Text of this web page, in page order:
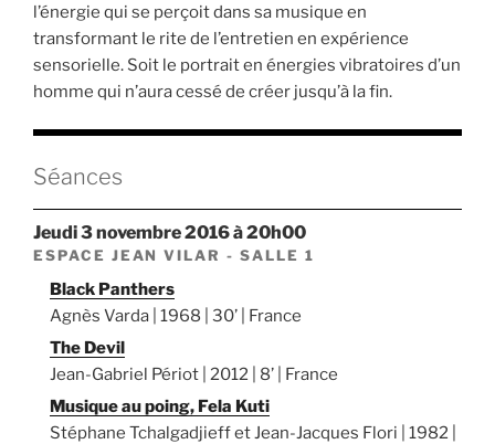
l’énergie qui se perçoit dans sa musique en
transformant le rite de l’entretien en expérience
sensorielle. Soit le portrait en énergies vibratoires d’un
homme qui n’aura cessé de créer jusqu’à la fin.
Séances
jeudi 3 novembre 2016 à 20h00
ESPACE JEAN VILAR - SALLE 1
Black Panthers
Agnès Varda | 1968 | 30’ | France
The Devil
Jean-Gabriel Périot | 2012 | 8’ | France
Musique au poing, Fela Kuti
Stéphane Tchalgadjieff et Jean-Jacques Flori | 1982 |